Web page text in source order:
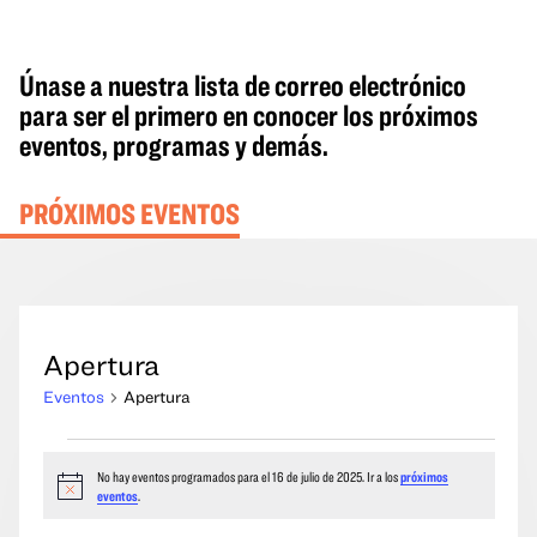
Únase a nuestra lista de correo electrónico
para ser el primero en conocer los próximos
eventos, programas y demás.
PRÓXIMOS EVENTOS
Apertura
Eventos Apertura
del
Aviso
No hay eventos programados para el 16 de julio de 2025. Ir a lospróximos
eventos.